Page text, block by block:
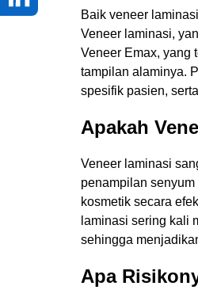
Baik veneer
Veneer laminasi,
Veneer Emax, yang
tampilan alaminya.
spesifik pasien,
Apakah
Veneer laminasi
penampilan
kosmetik secara
laminasi sering kali
sehingga
Apa